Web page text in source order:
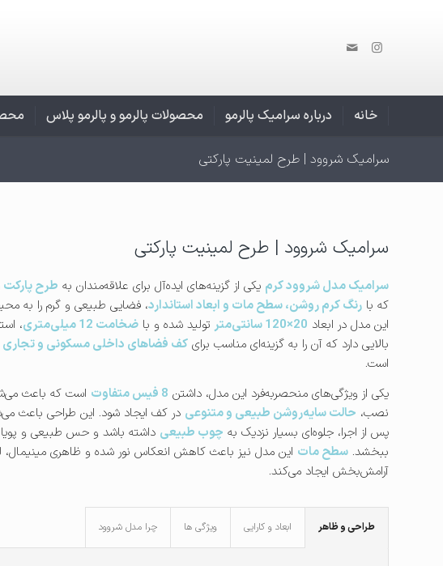
خانه درباره سرامیک پالرمو محصولات پالرمو و پالرمو پلاس
سرامیک شروود | طرح لمینیت پارکتی
سرامیک شروود | طرح لمینیت پارکتی
سرامیک مدل شروود کرم یکی از گزینه‌های ایده‌آل برای علاقه‌مندان به طرح پارکت
که با رنگ کرم روشن، سطح مات و ابعاد استاندارد، فضایی طبیعی و گرم را به
این مدل در ابعاد 20×120 سانتی‌متر تولید شده و با ضخامت 12 میلی‌متری
،
بالایی دارد که آن را به گزینه‌ای مناسب برای کف فضاهای داخلی مسکونی و تجاری
است.
یکی از ویژگی‌های منحصربه‌فرد این مدل، داشتن 8 فیس متفاوت
است که باعث
نصب، حالت سایه‌روشن طبیعی و متنوعی در کف ایجاد شود. این طراحی باعث
پس از اجرا، جلوه‌ای بسیار نزدیک به چوب طبیعی داشته باشد و حس طبیعی و
ببخشد. سطح مات این مدل نیز باعث کاهش انعکاس نور شده و ظاهری
آرامش‌بخش ایجاد می‌کند.
طراحی و ظاهر ابعاد و کارایی ویژگی ها چرا مدل شروود